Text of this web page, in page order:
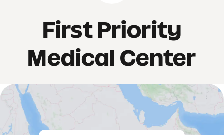
First Priority
Medical Center